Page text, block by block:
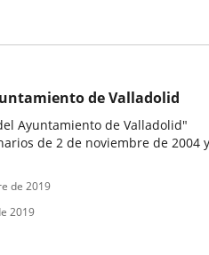
de Valladolid
Ayuntamiento de Valladolid"
de 2 de noviembre de 2004 y
de 2019
2019